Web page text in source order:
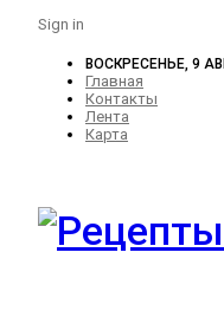
Sign in
ВОСКРЕСЕНЬЕ, 9
Главная
Контакты
Лента
Карта